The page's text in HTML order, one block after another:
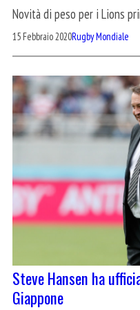
Novità di peso per i Lions
15 Febbraio 2020Rugby Mondiale
Steve Hansen ha
Giappone